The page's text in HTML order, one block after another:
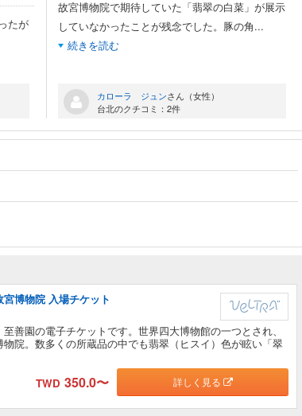
たが
故宮博物院で期待していた「翡翠の白菜」が展示
していなかったことが残念でした。豚の角...
続きを読む
カローラ ジュンさん（女性）
台北のクチコミ：2件
博物院 入場チケット
善園の電子チケットです。世界四大博物館の一つとされ、
院。数多くの所蔵品の中でも翡翠（ヒスイ）色が眩い「翠
TWD 350.0〜 詳しく見る